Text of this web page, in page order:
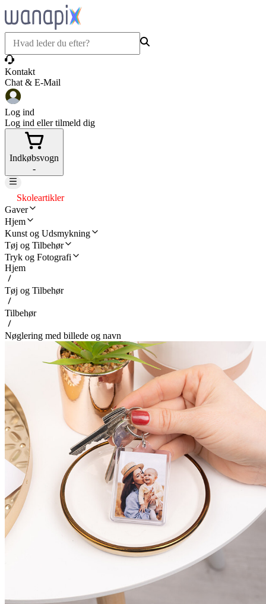
Kontakt
Chat & E-Mail
Log ind
Log ind eller tilmeld dig
Indkøbsvogn
-
Skoleartikler
Gaver
Hjem
Kunst og Udsmykning
Tøj og Tilbehør
Tryk og Fotografi
Hjem
Tøj og Tilbehør
Tilbehør
Nøglering med billede og navn